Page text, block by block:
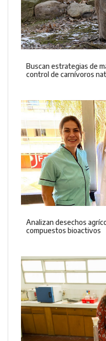
Buscan estrategias de
control de carnívoros
Analizan desechos
compuestos bioactivos